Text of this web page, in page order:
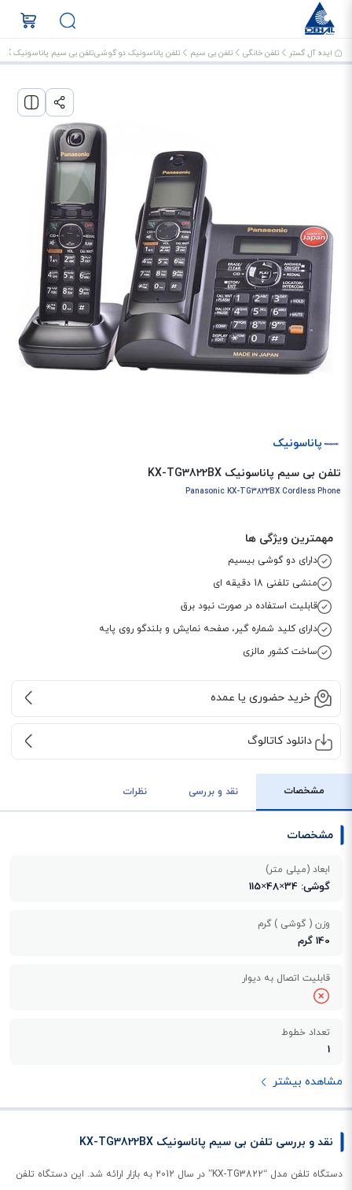
ایده آل گستر تلفن خانگی تلفن بی سیم تلفن پاناسونیک دو گوشیتلفن بی سیم پاناسونیک KX-TG3822BX
پاناسونیک
تلفن بی سیم پاناسونیک KX-TG3822BX
Panasonic KX-TG3822BX Cordless Phone
مهمترین ویژگی ها
دارای دو گوشی بیسیم
منشی تلفنی 18 دقیقه ای
قابلیت استفاده در صورت نبود برق
دارای کلید شماره گیر، صفحه نمایش و بلندگو روی پایه
ساخت کشور مالزی
خرید حضوری یا عمده
دانلود کاتالوگ
مشخصات نقد و بررسی نظرات
مشخصات
ابعاد (میلی متر)
گوشی: 34×48×115
وزن ( گوشی ) گرم
140 گرم
قابلیت اتصال به دیوار
تعداد خطوط
مشاهده بیشتر
نقد و بررسی تلفن بی سیم پاناسونیک KX-TG3822BX
دستگاه تلفن مدل “KX-TG3822” در سال 2012 به بازار ارائه شد. این دستگاه تلفن